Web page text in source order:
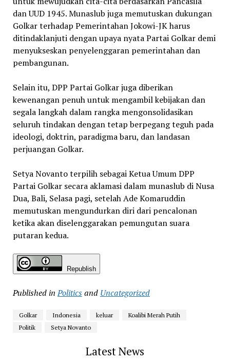
dan UUD 1945. Munaslub juga memutuskan dukungan
Golkar terhadap Pemerintahan Jokowi-JK harus
ditindaklanjuti dengan upaya nyata Partai Golkar demi
menyukseskan penyelenggaran pemerintahan dan
pembangunan.
Selain itu, DPP Partai Golkar juga diberikan
kewenangan penuh untuk mengambil kebijakan dan
segala langkah dalam rangka mengonsolidasikan
seluruh tindakan dengan tetap berpegang teguh pada
ideologi, doktrin, paradigma baru, dan landasan
perjuangan Golkar.
Setya Novanto terpilih sebagai Ketua Umum DPP
Partai Golkar secara aklamasi dalam munaslub di Nusa
Dua, Bali, Selasa pagi, setelah Ade Komaruddin
memutuskan mengundurkan diri dari pencalonan
ketika akan diselenggarakan pemungutan suara
putaran kedua.
Republish
Published in Politicsand Uncategorized
Golkar Indonesia keluar
Koalibi Merah Putih
Politik
Setya Novanto
Latest News